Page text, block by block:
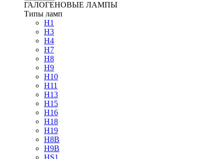
ГАЛОГЕНОВЫЕ ЛАМПЫ
Типы ламп
H1
H3
H4
H7
H8
H9
H10
H11
H13
H15
H16
H18
H19
H8B
H9B
HS1